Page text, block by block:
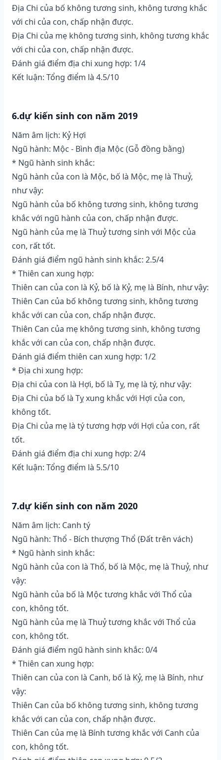
Địa Chi của bố không tương sinh, không tương khắc
với chi của con, chấp nhận được.
Địa Chi của mẹ không tương sinh, không tương khắc
với chi của con, chấp nhận được.
Đánh giá điểm địa chi xung hợp: 1/4
Kết luận: Tổng điểm là 4.5/10
6.dự kiến sinh con năm 2019
Năm âm lịch: Kỷ Hợi
Ngũ hành: Mộc - Bình địa Mộc (Gỗ đồng bằng)
* Ngũ hành sinh khắc:
Ngũ hành của con là Mộc, bố là Mộc, mẹ là Thuỷ,
như vậy:
Ngũ hành của bố không tương sinh, không tương
khắc với ngũ hành của con, chấp nhận được.
Ngũ hành của mẹ là Thuỷ tương sinh với Mộc của
con, rất tốt.
Đánh giá điểm ngũ hành sinh khắc: 2.5/4
* Thiên can xung hợp:
Thiên can của con là Kỷ, bố là Kỷ, mẹ là Bính, như vậy:
Thiên Can của bố không tương sinh, không tương
khắc với can của con, chấp nhận được.
Thiên Can của mẹ không tương sinh, không tương
khắc với can của con, chấp nhận được.
Đánh giá điểm thiên can xung hợp: 1/2
* Địa chi xung hợp:
Địa chi của con là Hợi, bố là Tỵ, mẹ là tý, như vậy:
Địa Chi của bố là Tỵ xung khắc với Hợi của con,
không tốt.
Địa Chi của mẹ là tý tương hợp với Hợi của con, rất
tốt.
Đánh giá điểm địa chi xung hợp: 2/4
Kết luận: Tổng điểm là 5.5/10
7.dự kiến sinh con năm 2020
Năm âm lịch: Canh tý
Ngũ hành: Thổ - Bích thượng Thổ (Ðất trên vách)
* Ngũ hành sinh khắc:
Ngũ hành của con là Thổ, bố là Mộc, mẹ là Thuỷ, như
vậy:
Ngũ hành của bố là Mộc tương khắc với Thổ của
con, không tốt.
Ngũ hành của mẹ là Thuỷ tương khắc với Thổ của
con, không tốt.
Đánh giá điểm ngũ hành sinh khắc: 0/4
* Thiên can xung hợp:
Thiên can của con là Canh, bố là Kỷ, mẹ là Bính, như
vậy:
Thiên Can của bố không tương sinh, không tương
khắc với can của con, chấp nhận được.
Thiên Can của mẹ là Bính tương khắc với Canh của
con, không tốt.